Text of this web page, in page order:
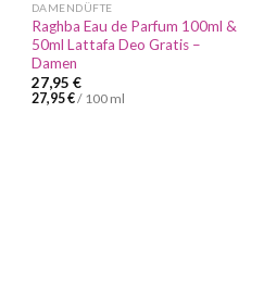
DAMENDÜFTE
Raghba Eau de Parfum 100ml &
50ml Lattafa Deo Gratis –
Damen
27,95 €
27,95€/ 100 ml